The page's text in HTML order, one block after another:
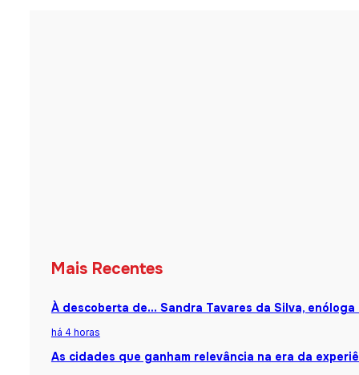
Mais Recentes
À descoberta de… Sandra Tavares da Silva,
há 4 horas
As cidades que ganham relevância na era da